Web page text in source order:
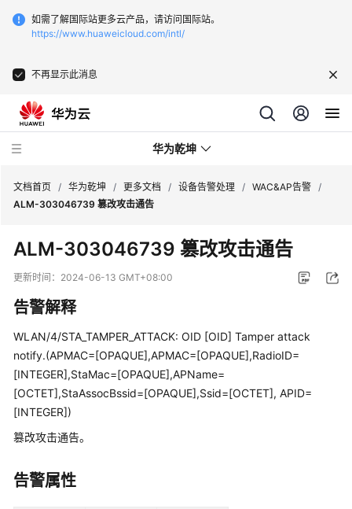
如需了解国际站更多云产品，请访问国际站。
https://www.huaweicloud.com/intl/
不再显示此消息
华为乾坤
全
云
务
云
管
理
网
络
华
乾
文档首页 / 华为乾坤 / 更多文档 / 设备告警处理 / WAC&AP告警 /
ALM-303046739 篡改攻击通告
ALM-303046739 篡改攻击通告
更新时间： 2024-06-13 GMT+08:00
告警解释
WLAN/4/STA_TAMPER_ATTACK: OID [OID] Tamper attack
notify.(APMAC=[OPAQUE],APMAC=[OPAQUE],RadioID=
[INTEGER],StaMac=[OPAQUE],APName=
[OCTET],StaAssocBssid=[OPAQUE],Ssid=[OCTET], APID=
[INTEGER])
篡改攻击通告。
告警属性